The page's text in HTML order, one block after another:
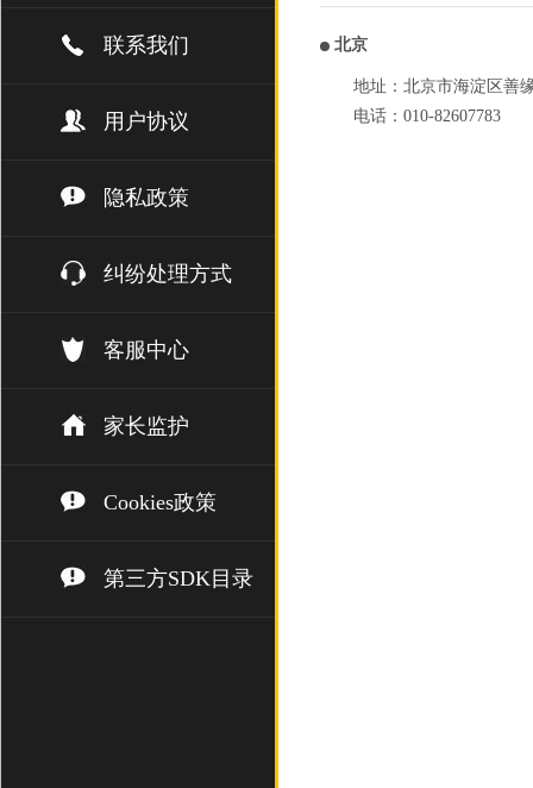
联系我们
用户协议
隐私政策
纠纷处理方式
客服中心
家长监护
Cookies政策
第三方SDK目录
北京
地址：北京市海淀区善
电话：010-82607783